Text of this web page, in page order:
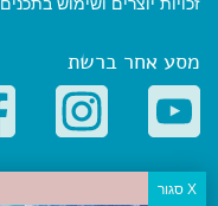
זכויות יוצרים ושימוש בתכנים
מסע אחר ברשת
קטגוריות פופולריות